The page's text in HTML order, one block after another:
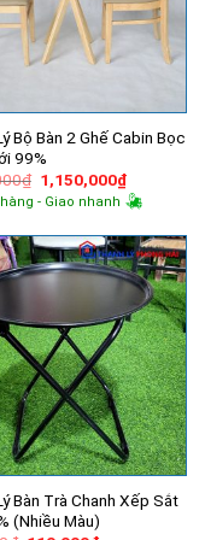
Bộ Bàn 2 Ghế Cabin Bọc
99%
₫ Giá
gốc
là:
1,150,000₫Giá
hiện
tại
- Giao nhanh
Bàn Trà Chanh Xếp Sắt
(Nhiều Màu)